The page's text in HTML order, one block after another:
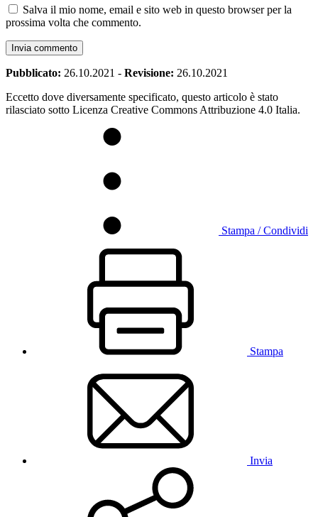
Salva il mio nome, email e sito web in questo browser per la
prossima volta che commento.
Pubblicato: 26.10.2021 - Revisione: 26.10.2021
Eccetto dove diversamente specificato, questo articolo è stato
rilasciato sotto Licenza Creative Commons Attribuzione 4.0 Italia.
Stampa / Condividi
Stampa
Invia